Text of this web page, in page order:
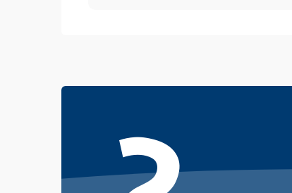
Контроллеры и интерфейсы
Виртуализация и сервисы